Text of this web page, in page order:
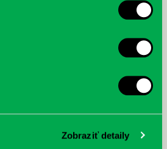
Zobraziť detaily